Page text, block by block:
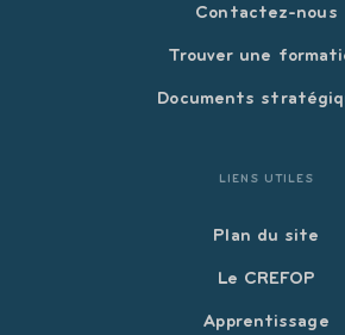
Contactez-nous
Trouver une
Documents
LIENS UTILES
Plan du site
Le CREFOP
Apprentissage